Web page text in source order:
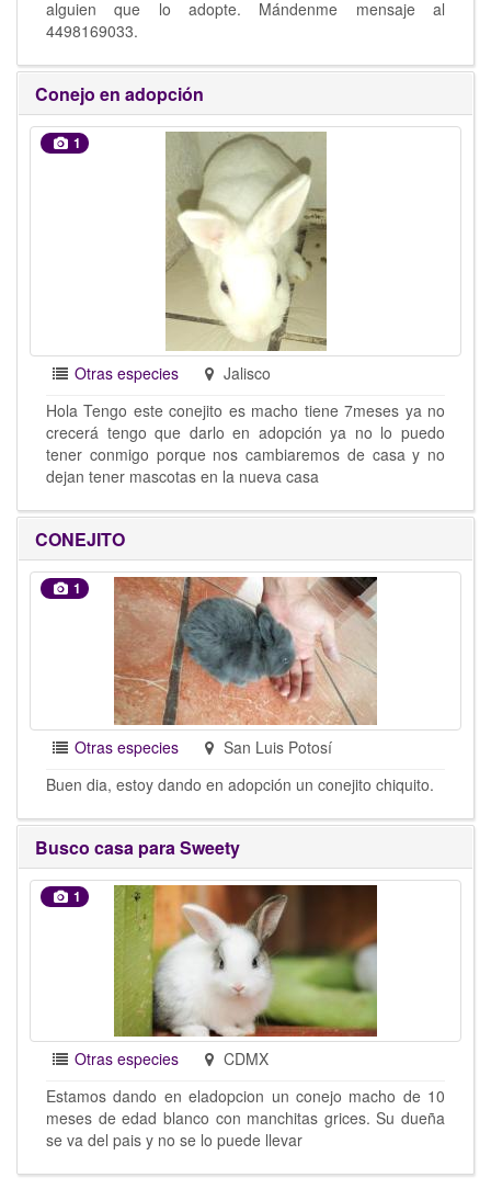
alguien que lo adopte. Mándenme mensaje al
4498169033.
Conejo en adopción
1
Otras especies
Jalisco
Hola Tengo este conejito es macho tiene 7meses ya no
crecerá tengo que darlo en adopción ya no lo puedo
tener conmigo porque nos cambiaremos de casa y no
dejan tener mascotas en la nueva casa
CONEJITO
1
Otras especies
San Luis Potosí
Buen dia, estoy dando en adopción un conejito chiquito.
Busco casa para Sweety
1
Otras especies
CDMX
Estamos dando en eladopcion un conejo macho de 10
meses de edad blanco con manchitas grices. Su dueña
se va del pais y no se lo puede llevar